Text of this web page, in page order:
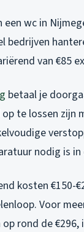
een wc in
bedrijven
van €85
betaal je
te lossen zijn
nodig is
kosten €150-
Voor
rond de